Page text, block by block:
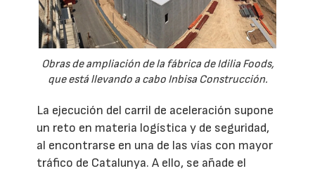
Obras de ampliación de la fábrica de Idilia Foods,
que está llevando a cabo Inbisa Construcción.
La ejecución del carril de aceleración supone
un reto en materia logística y de seguridad,
al encontrarse en una de las vías con mayor
tráfico de Catalunya. A ello, se añade el